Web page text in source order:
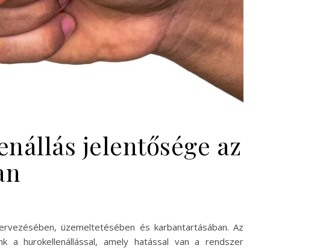
jelentősége az
üzemeltetésében és karbantartásában. Az
a hurokellenállással, amely hatással van a rendszer